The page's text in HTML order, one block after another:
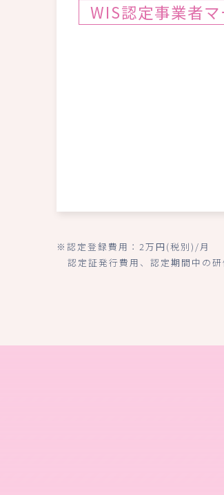
WIS認定事業者マ
※認定登録費用：2万円(税別)/月
認定証発行費用、認定期間中の